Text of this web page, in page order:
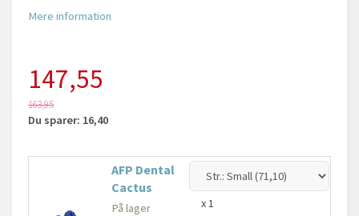
Mere information
147,55
163,95
Du sparer: 16,40
AFP Dental
Cactus
På lager x 1